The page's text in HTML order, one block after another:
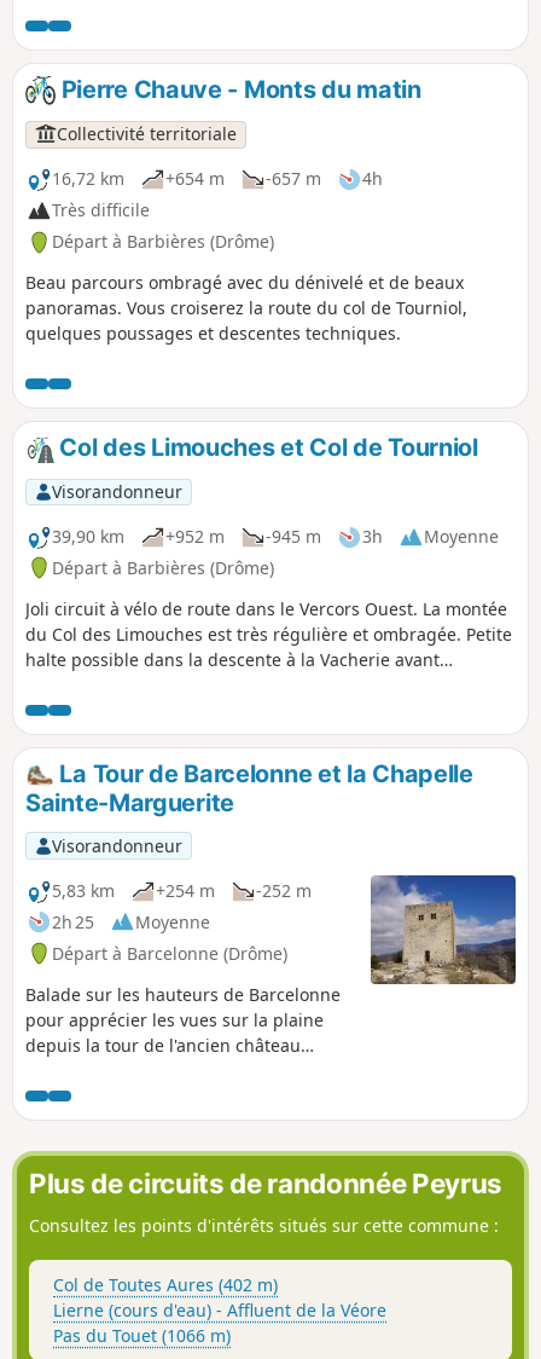
humide et peu adapté aux VTT à assistance électrique.
Pierre Chauve - Monts du matin
Collectivité territoriale
16,72 km
+654 m -657 m
4h
Très difficile
Départ à Barbières (Drôme)
Beau parcours ombragé avec du dénivelé et de beaux
panoramas. Vous croiserez la route du col de Tourniol,
quelques poussages et descentes techniques.
Col des Limouches et Col de Tourniol
Visorandonneur
39,90 km
+952 m -945 m 3h
Moyenne
Départ à Barbières (Drôme)
Joli circuit à vélo de route dans le Vercors Ouest. La montée
du Col des Limouches est très régulière et ombragée. Petite
halte possible dans la descente à la Vacherie avant
descente finale qui vous déposera à votre point de départ.
La Tour de Barcelonne et la Chapelle
Sainte-Marguerite
Visorandonneur
5,83 km
+254 m
-252 m
2h 25
Moyenne
Départ à Barcelonne (Drôme)
Balade sur les hauteurs de Barcelonne
pour apprécier les vues sur la plaine
depuis la tour de l'ancien château
Marguerite perchée au-dessus de
Combovin.
Plus de circuits de randonnée Peyrus
Consultez les points d'intérêts situés sur cette commune :
Col de Toutes Aures (402 m)
Lierne (cours d'eau) - Affluent de la Véore
Pas du Touet (1066 m)